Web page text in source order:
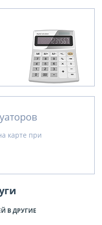
карте при
В ДРУГИЕ